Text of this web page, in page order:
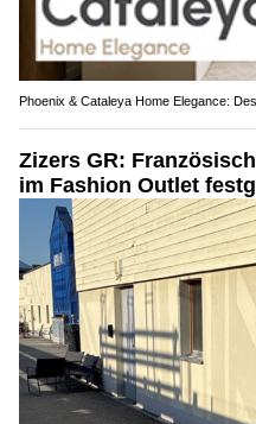
Phoenix & Cataleya Home Elegance:
Zizers GR:
im Fashion Outlet